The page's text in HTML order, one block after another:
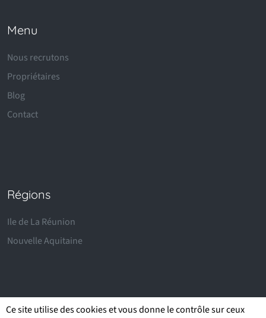
Menu
Nous recrutons
Propriétaires
Blog
Contact
Régions
Ile de La Réunion
Nouvelle Aquitaine
Ce site utilise des cookies et vous donne le contrôle sur ceux